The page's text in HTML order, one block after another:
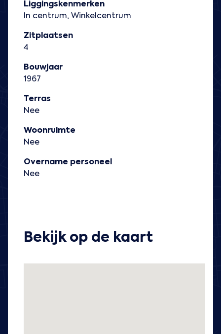
Liggingskenmerken
In centrum, Winkelcentrum
Zitplaatsen
4
Bouwjaar
1967
Terras
Nee
Woonruimte
Nee
Overname personeel
Nee
Bekijk op de kaart